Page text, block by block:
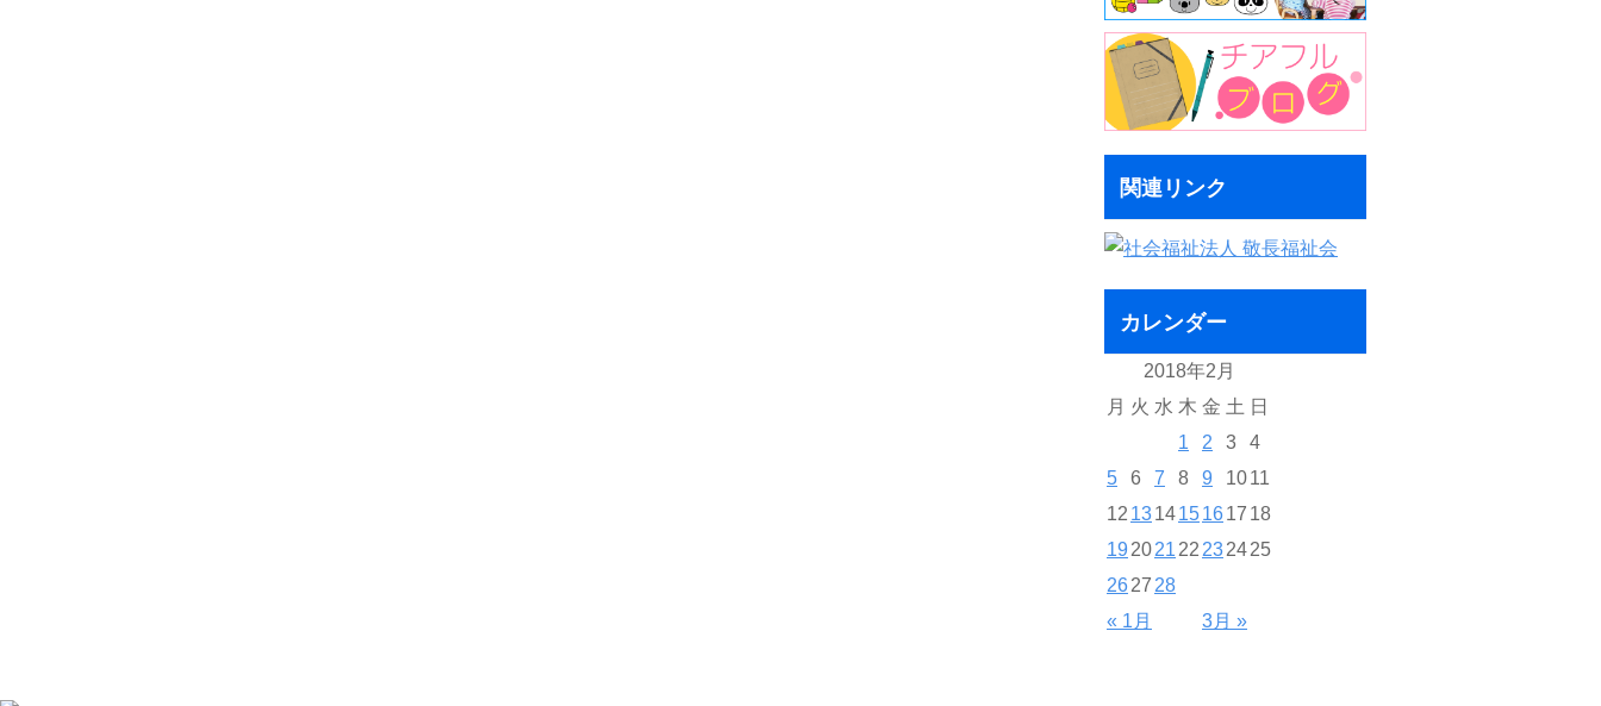
関連リンク
カレンダー
2018年2月
月 火 水 木 金 土 日
« 1月 3月 »
1 2 3
4
5
6 7 8 9 1011
12 1314151617 18
19 2021 22 232425
2627 28